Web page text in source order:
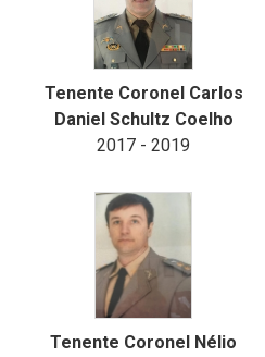
Tenente Coronel Carlos
Daniel Schultz Coelho
2017 - 2019
Tenente Coronel Nélio